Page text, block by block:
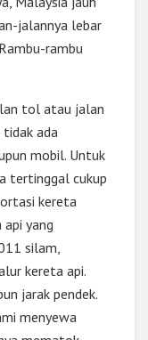
jalannya lebar
rambu
tol atau jalan
ada
mobil. Untuk
tertinggal cukup
kereta
yang
silam,
kereta api.
jarak pendek.
menyewa